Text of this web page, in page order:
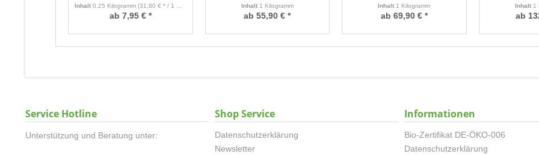
Inhalt 0.25 Kilogramm (31,80 € * / 1 Kilogramm)
ab 7,95 € *
Inhalt 1 Kilogramm
ab 55,90 € *
Inhalt 1 Kilogramm
ab 69,90 € *
Inhalt 1
ab
Service Hotline
Unterstützung und Beratung unter:
Shop Service
Datenschutzerklärung
Newsletter
Informationen
Bio-Zertifikat DE-ÖKO-006
Datenschutzerklärung